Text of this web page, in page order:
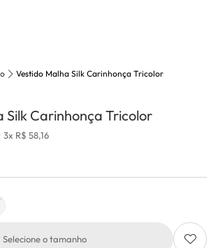
Vestido Malha Silk Carinhonça Tricolor
Silk Carinhonça Tricolor
3x R$ 58,16
Selecione o tamanho